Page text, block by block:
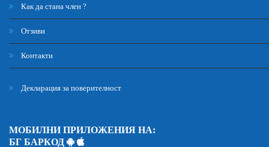
Как да стана член ?
Отзиви
Контакти
Декларация за поверителност
МОБИЛНИ ПРИЛОЖЕНИЯ НА:
БГ БАРКОД